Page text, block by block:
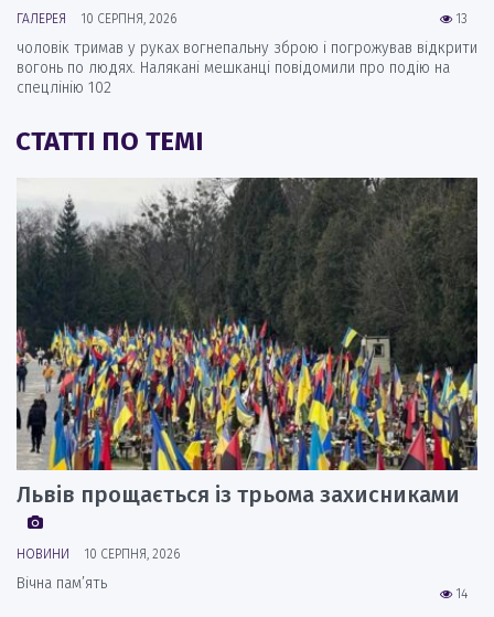
13
ГАЛЕРЕЯ 10 СЕРПНЯ, 2026
чоловік тримав у руках вогнепальну зброю і погрожував відкрити
вогонь по людях. Налякані мешканці повідомили про подію на
спецлінію 102
СТАТТІ ПО ТЕМІ
Львів прощається із трьома захисниками
НОВИНИ 10 СЕРПНЯ, 2026
14
Вічна пам’ять